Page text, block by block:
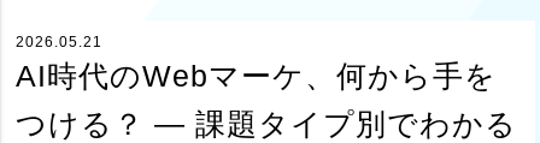
2026.05.21
AI時代のWebマーケ、何から手を
つける？ — 課題タイプ別でわかる